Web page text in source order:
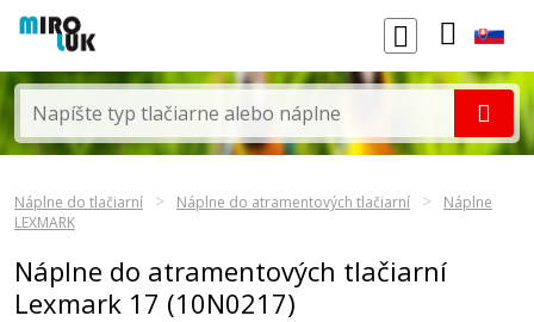
Náplne do tlačiarní Náplne do atramentových tlačiarní
Náplne
LEXMARK
Náplne do atramentových tlačiarní
Lexmark 17 (10N0217)